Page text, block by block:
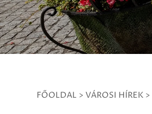
FŐOLDAL > VÁROSI HÍREK >